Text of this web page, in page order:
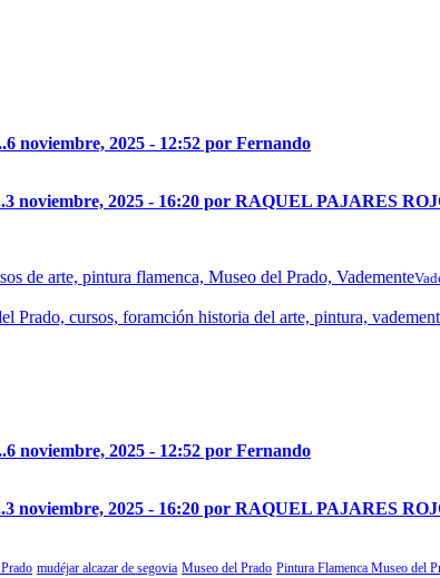
6 noviembre, 2025 - 12:52 por Fernando
3 noviembre, 2025 - 16:20 por RAQUEL PAJARES
6 noviembre, 2025 - 12:52 por Fernando
3 noviembre, 2025 - 16:20 por RAQUEL PAJARES
mudéjar alcazar de segovia Museo del Prado Pintura Flamenca Museo del